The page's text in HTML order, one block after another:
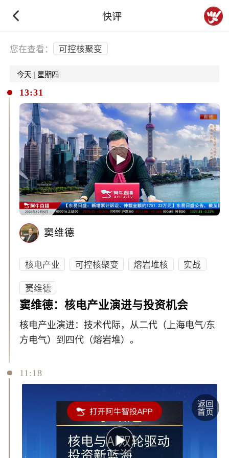
快评
下拉刷新
您在查看： 可控核聚变
今天 | 星期四
13:31
窦维德
核电产业 可控核聚变 熔岩堆核
实战
窦维德
窦维德：核电产业演进与投资机会
核电产业演进：技术代际，从二代（上海电气/东
方电气）到四代（熔岩堆）。
11:18